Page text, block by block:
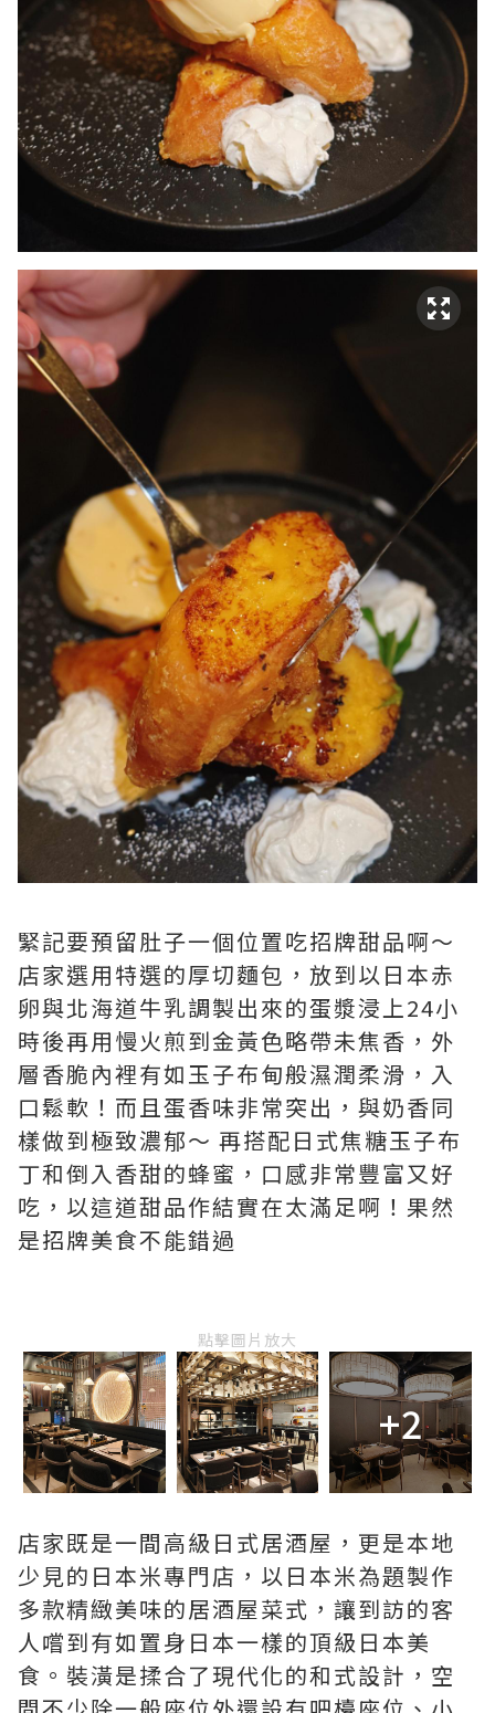
緊記要預留肚子一個位置吃招牌甜品啊～
店家選用特選的厚切麵包，放到以日本赤
卵與北海道牛乳調製出來的蛋漿浸上24小
時後再用慢火煎到金黃色略帶未焦香，外
層香脆內裡有如玉子布甸般濕潤柔滑，入
口鬆軟！而且蛋香味非常突出，與奶香同
樣做到極致濃郁～ 再搭配日式焦糖玉子布
丁和倒入香甜的蜂蜜，口感非常豐富又好
吃，以這道甜品作結實在太滿足啊！果然
是招牌美食不能錯過
點擊圖片放大
+2
店家既是一間高級日式居酒屋，更是本地
少見的日本米專門店，以日本米為題製作
多款精緻美味的居酒屋菜式，讓到訪的客
人嚐到有如置身日本一樣的頂級日本美
食。裝潢是揉合了現代化的和式設計，空